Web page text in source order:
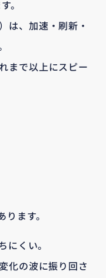
。
は、加速・刷新・
まで以上にスピー
ます。
くい。
化の波に振り回さ